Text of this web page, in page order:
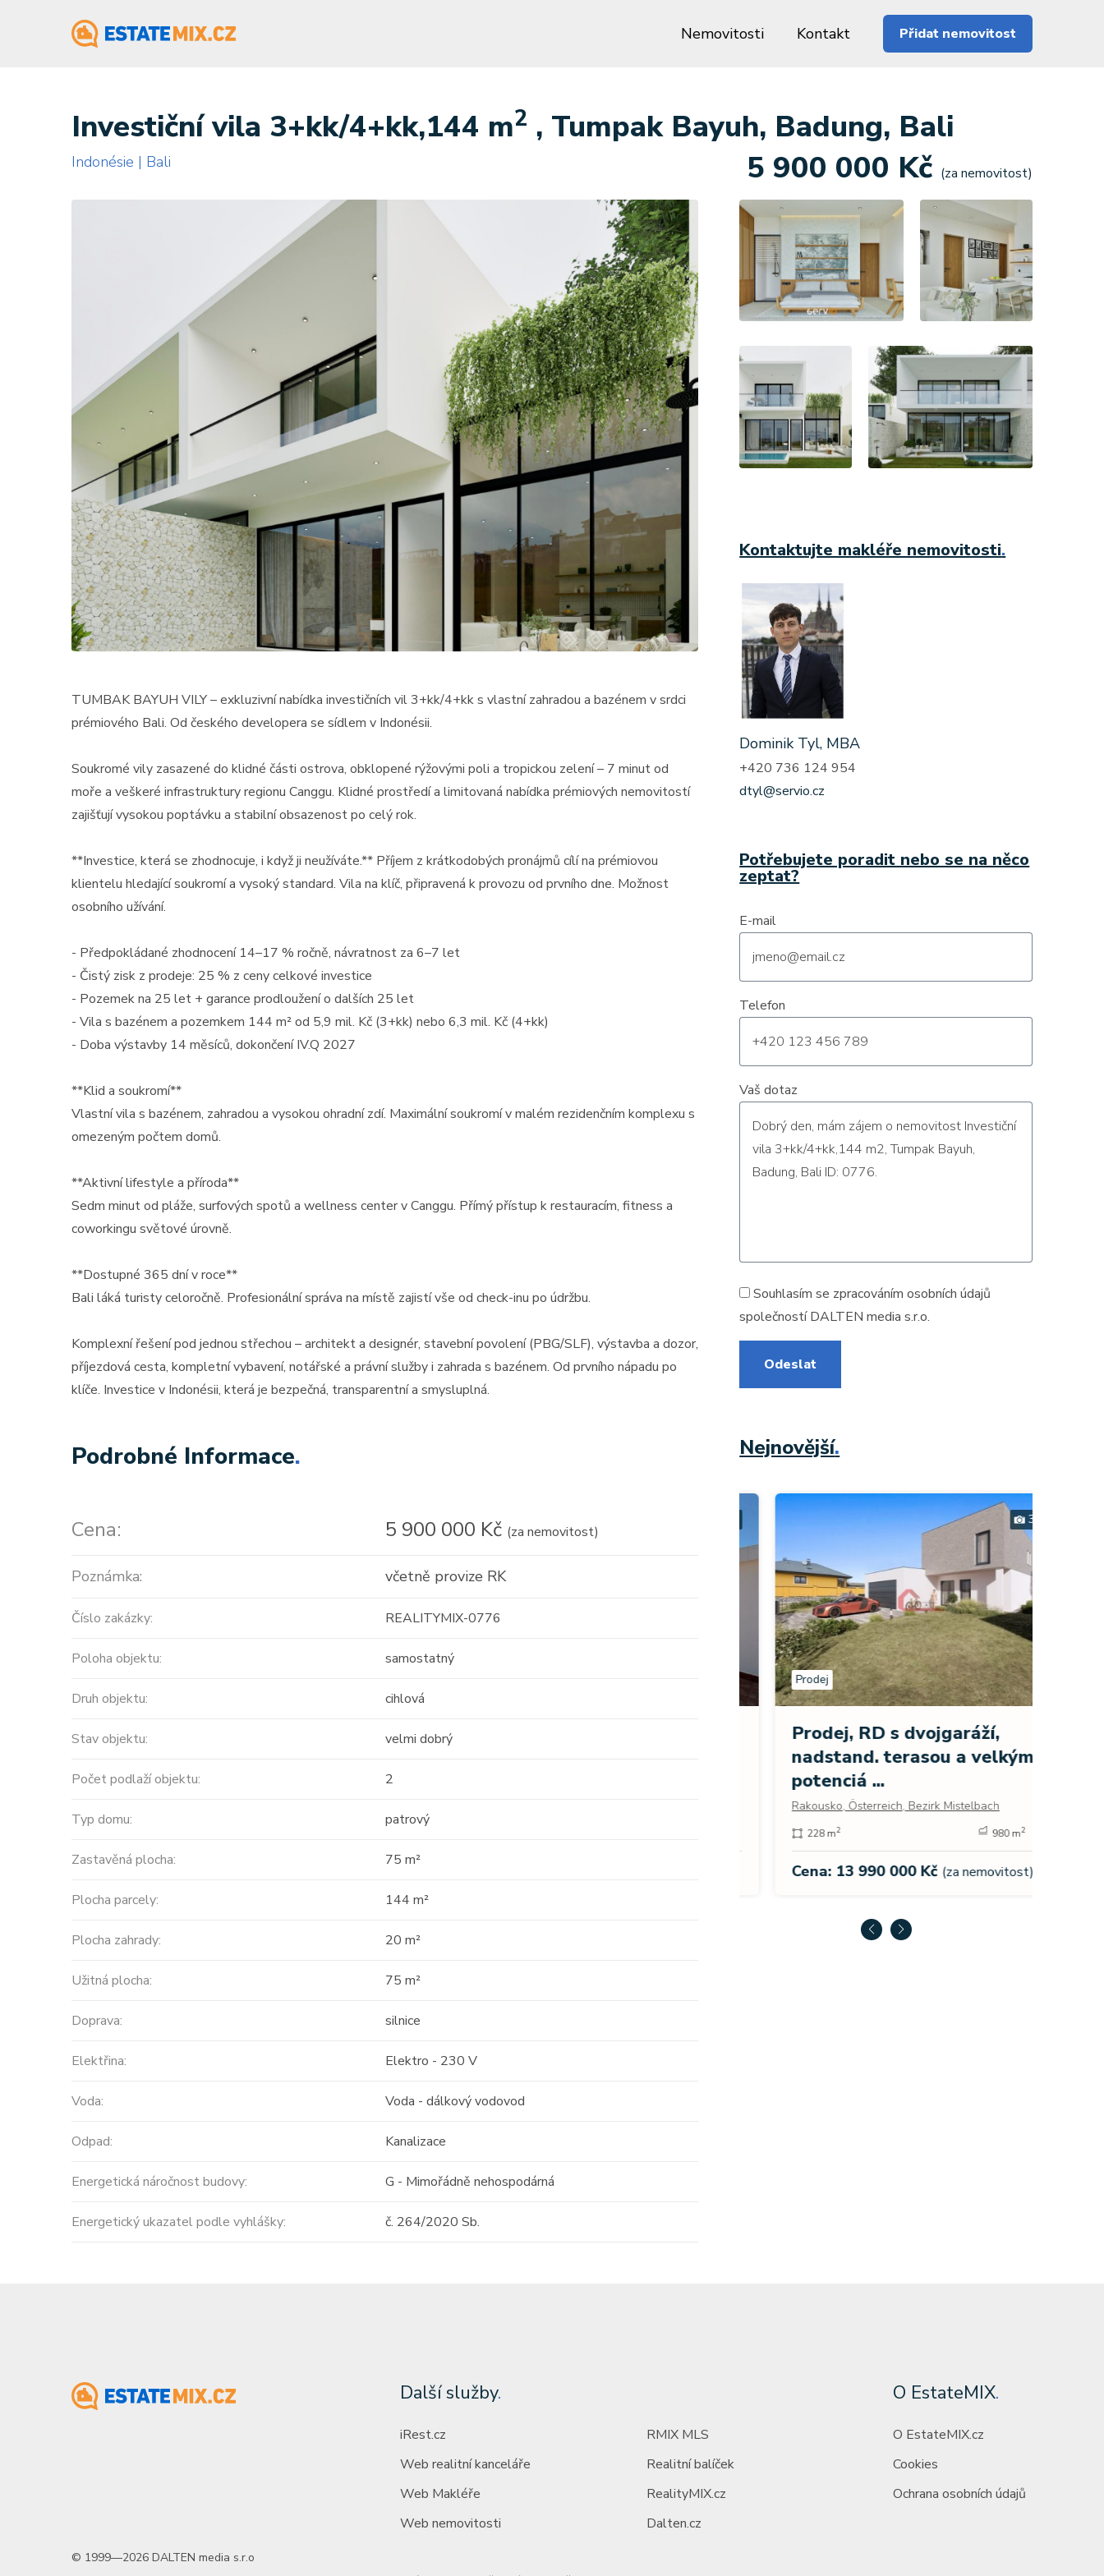
Nemovitosti Kontakt Přidat nemovitost
Investiční vila 3+kk/4+kk,144 m2 , Tumpak Bayuh, Badung, Bali
Indonésie | Bali 5 900 000 Kč (za nemovitost)
TUMBAK BAYUH VILY – exkluzivní nabídka investičních vil 3+kk/4+kk s vlastní zahradou a bazénem v srdci
prémiového Bali. Od českého developera se sídlem v Indonésii.
Soukromé vily zasazené do klidné části ostrova, obklopené rýžovými poli a tropickou zelení – 7 minut od
moře a veškeré infrastruktury regionu Canggu. Klidné prostředí a limitovaná nabídka prémiových nemovitostí
zajišťují vysokou poptávku a stabilní obsazenost po celý rok.
**Investice, která se zhodnocuje, i když ji neužíváte.** Příjem z krátkodobých pronájmů cílí na prémiovou
klientelu hledající soukromí a vysoký standard. Vila na klíč, připravená k provozu od prvního dne. Možnost
osobního užívání.
- Předpokládané zhodnocení 14–17 % ročně, návratnost za 6–7 let
- Čistý zisk z prodeje: 25 % z ceny celkové investice
- Pozemek na 25 let + garance prodloužení o dalších 25 let
- Vila s bazénem a pozemkem 144 m² od 5,9 mil. Kč (3+kk) nebo 6,3 mil. Kč (4+kk)
- Doba výstavby 14 měsíců, dokončení IV.Q 2027
**Klid a soukromí**
Vlastní vila s bazénem, zahradou a vysokou ohradní zdí. Maximální soukromí v malém rezidenčním komplexu s
omezeným počtem domů.
**Aktivní lifestyle a příroda**
Sedm minut od pláže, surfových spotů a wellness center v Canggu. Přímý přístup k restauracím, fitness a
coworkingu světové úrovně.
**Dostupné 365 dní v roce**
Bali láká turisty celoročně. Profesionální správa na místě zajistí vše od check-inu po údržbu.
Komplexní řešení pod jednou střechou – architekt a designér, stavební povolení (PBG/SLF), výstavba a dozor,
příjezdová cesta, kompletní vybavení, notářské a právní služby i zahrada s bazénem. Od prvního nápadu po
klíče. Investice v Indonésii, která je bezpečná, transparentní a smysluplná.
Podrobné Informace.
Cena: 5 900 000 Kč (za nemovitost)
Poznámka: včetně provize RK
Číslo zakázky: REALITYMIX-0776
Poloha objektu: samostatný
Druh objektu: cihlová
Stav objektu: velmi dobrý
Počet podlaží objektu: 2
Typ domu: patrový
Zastavěná plocha: 75 m²
Plocha parcely: 144 m²
Plocha zahrady: 20 m²
Užitná plocha: 75 m²
Doprava: silnice
Elektřina: Elektro - 230 V
Voda: Voda - dálkový vodovod
Odpad: Kanalizace
Energetická náročnost budovy: G - Mimořádně nehospodárná
Energetický ukazatel podle vyhlášky: č. 264/2020 Sb.
Kontaktujte makléře nemovitosti.
Dominik Tyl, MBA
+420 736 124 954
dtyl@servio.cz
Potřebujete poradit nebo se na něco
zeptat?
E-mail
Telefon
Vaš dotaz
Souhlasím se zpracovánímosobních údajů
společností DALTEN media s.r.o.
Odeslat
Nejnovější.
17
střecha ...
Cena: 14 450 000 Kč (za nemovitost)
Prodej
Prodej, RD s dvojgaráží,
nadstand. terasou a velkým
potenciá ...
Rakousko, Österreich, Bezirk Mistelbach
228 m 2 980 m 2
Cena: 13 990 000 Kč(za nemovitost)
Další služby.
iRest.cz
Web realitní kanceláře
Web Makléře
Web nemovitosti
RMIX MLS
Realitní balíček
RealityMIX.cz
Dalten.cz
O EstateMIX.
O EstateMIX.cz
Cookies
Ochrana osobních údajů
© 1999—2026 DALTEN media s.r.o